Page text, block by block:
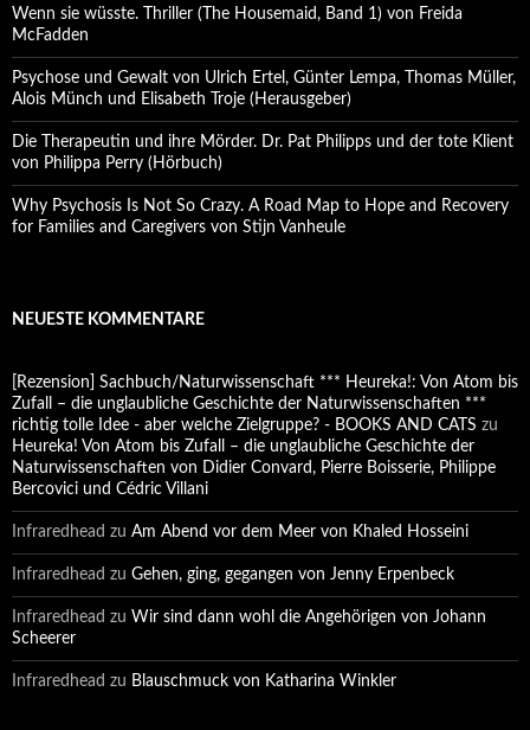
Wenn sie wüsste. Thriller (The Housemaid, Band 1) von Freida
McFadden
Psychose und Gewalt von Ulrich Ertel, Günter Lempa, Thomas Müller,
Alois Münch und Elisabeth Troje (Herausgeber)
Die Therapeutin und ihre Mörder. Dr. Pat Philipps und der tote Klient
von Philippa Perry (Hörbuch)
Why Psychosis Is Not So Crazy. A Road Map to Hope and Recovery
for Families and Caregivers von Stijn Vanheule
NEUESTE KOMMENTARE
[Rezension] Sachbuch/Naturwissenschaft *** Heureka!: Von Atom bis
Zufall – die unglaubliche Geschichte der Naturwissenschaften ***
richtig tolle Idee - aber welche Zielgruppe? - BOOKS AND CATS zu
Heureka! Von Atom bis Zufall – die unglaubliche Geschichte der
Naturwissenschaften von Didier Convard, Pierre Boisserie, Philippe
Bercovici und Cédric Villani
Infraredhead zu Am Abend vor dem Meer von Khaled Hosseini
Infraredhead zu Gehen, ging, gegangen von Jenny Erpenbeck
Infraredhead zu Wir sind dann wohl die Angehörigen von Johann
Scheerer
Infraredhead zu Blauschmuck von Katharina Winkler